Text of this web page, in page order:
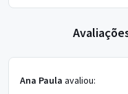
Ana Paula avaliou: